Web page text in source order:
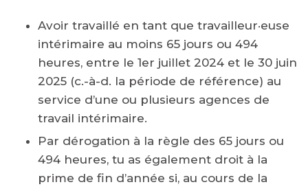
Avoir travaillé en tant que travailleur·euse
intérimaire au moins 65 jours ou 494
heures, entre le 1er juillet 2024 et le 30 juin
2025 (c.-à-d. la période de référence) au
service d’une ou plusieurs agences de
travail intérimaire.
Par dérogation à la règle des 65 jours ou
494 heures, tu as également droit à la
prime de fin d’année si, au cours de la